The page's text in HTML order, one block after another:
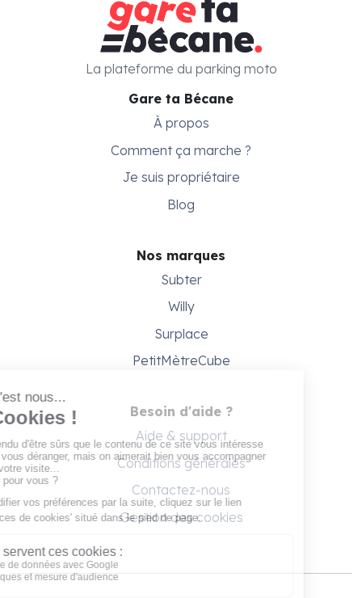
Gare ta Bécane
À propos
Comment ça marche ?
Je suis propriétaire
Blog
Nos marques
Subter
Willy
Surplace
PetitMètreCube
Besoin d'aide ?
Aide & support
Conditions générales
Contactez-nous
Gestion des cookies
La plateforme du parking moto